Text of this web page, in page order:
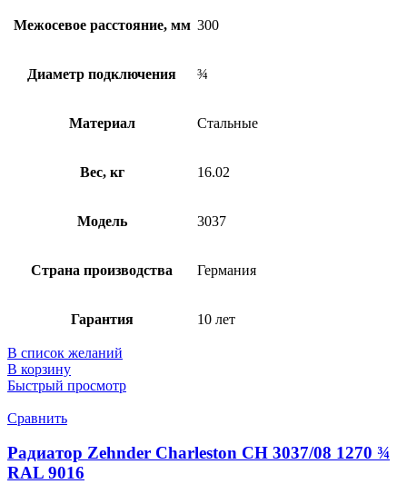
Межосевое расстояние, мм 300
Диаметр подключения ¾
Материал Стальные
Вес, кг 16.02
Модель 3037
Страна производства Германия
Гарантия 10 лет
В список желаний
В корзину
Быстрый просмотр
Сравнить
Радиатор Zehnder Charleston CH 3037/08 1270 ¾
RAL 9016